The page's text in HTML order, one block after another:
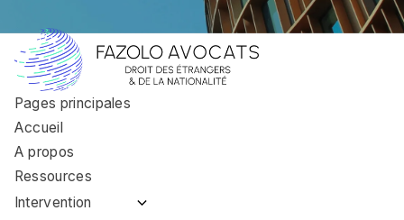
Pages principales
Accueil
A propos
Ressources
Intervention